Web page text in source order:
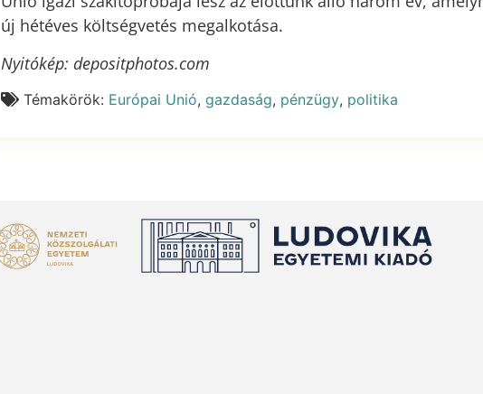
új hétéves költségvetés megalkotása.
Nyitókép: depositphotos.com
Témakörök: Európai Unió, gazdaság, pénzügy, politika